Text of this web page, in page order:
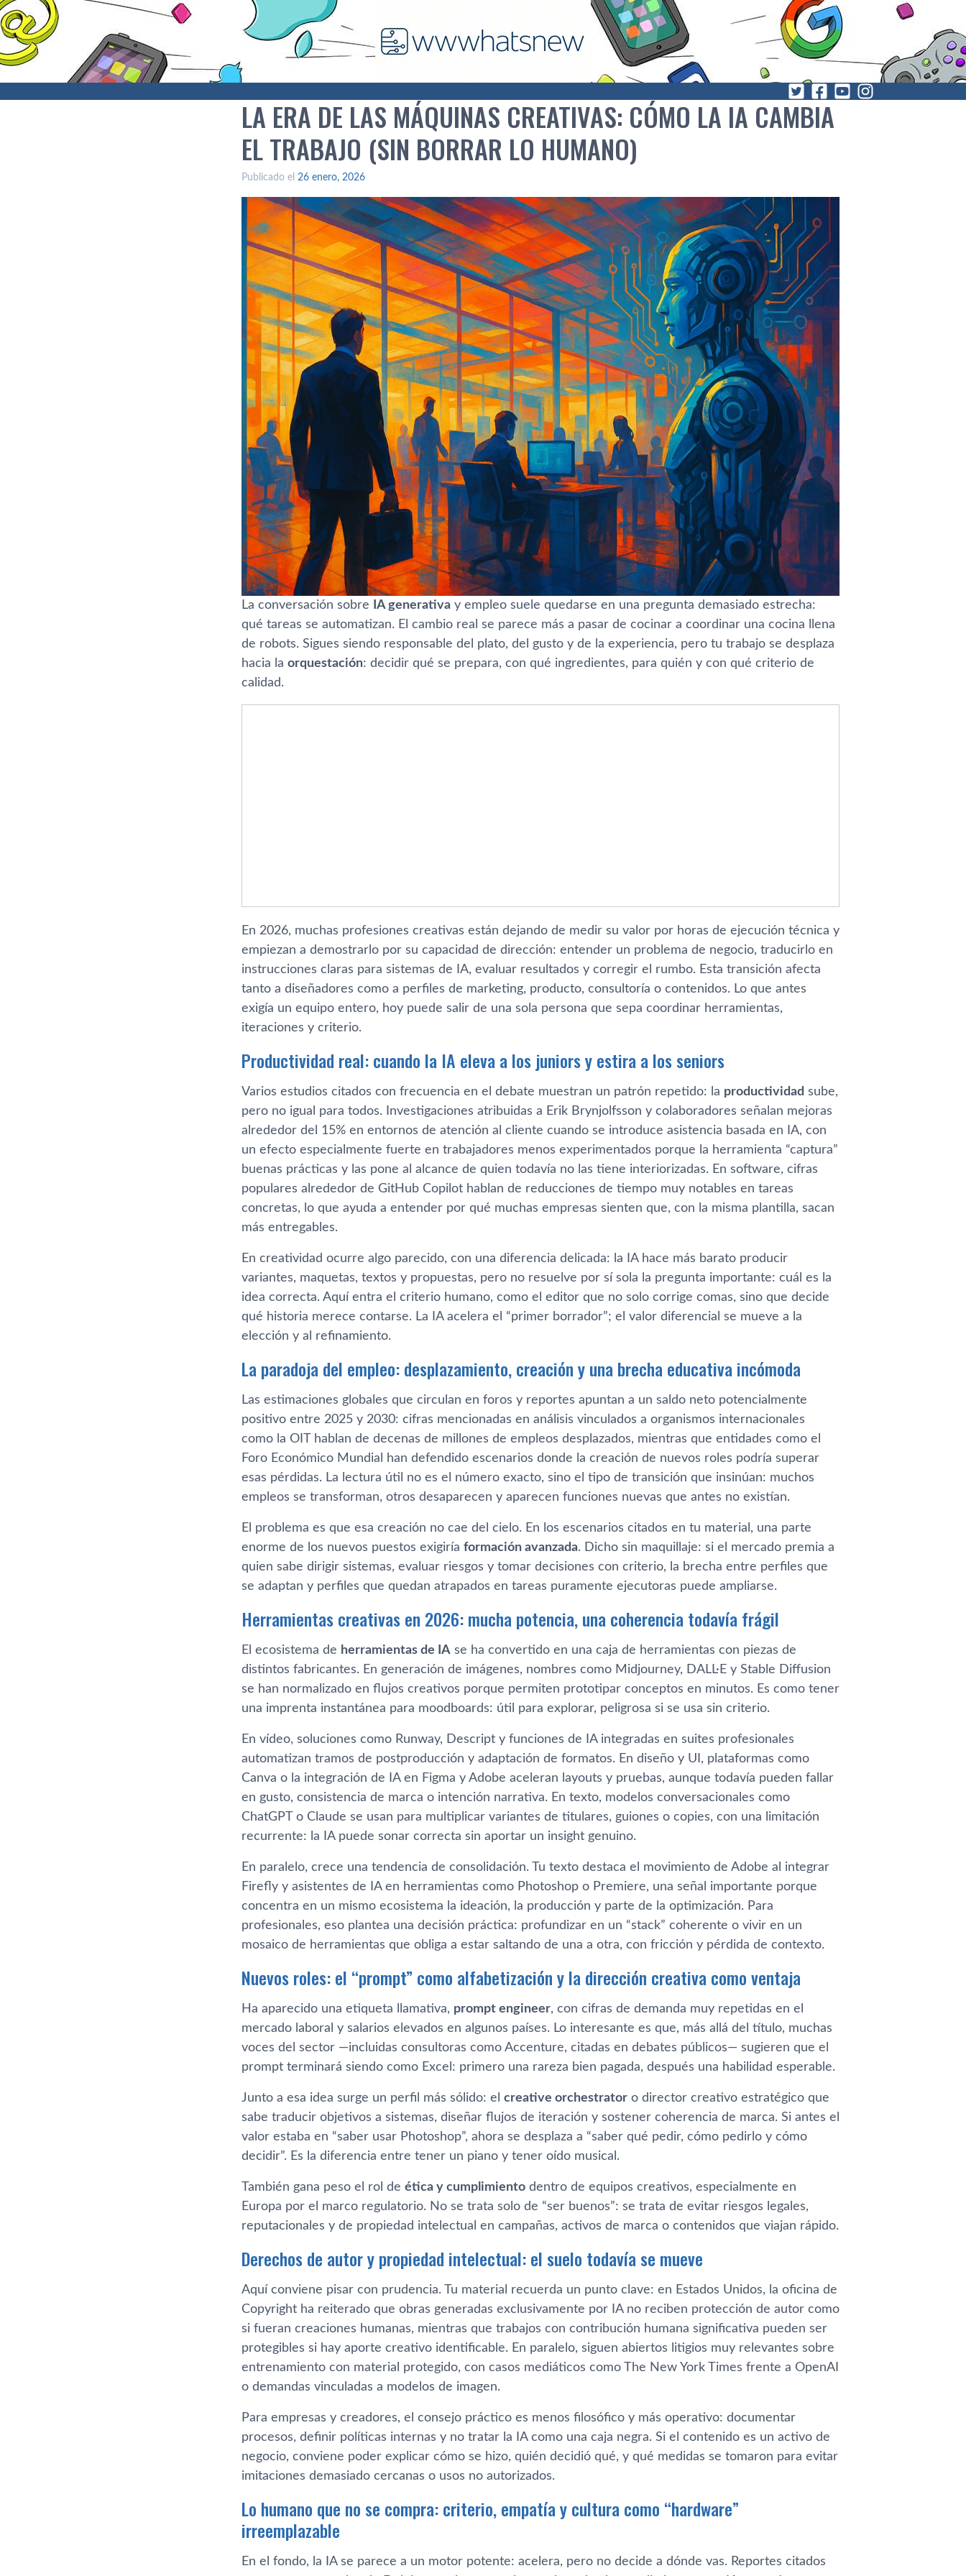
LA ERA DE LAS MÁQUINAS CREATIVAS: CÓMO LA IA CAMBIA
EL TRABAJO (SIN BORRAR LO HUMANO)
Publicado el 26 enero, 2026
La conversación sobre IA generativa y empleo suele quedarse en una pregunta demasiado estrecha:
qué tareas se automatizan. El cambio real se parece más a pasar de cocinar a coordinar una cocina llena
de robots. Sigues siendo responsable del plato, del gusto y de la experiencia, pero tu trabajo se desplaza
hacia la orquestación: decidir qué se prepara, con qué ingredientes, para quién y con qué criterio de
calidad.
En 2026, muchas profesiones creativas están dejando de medir su valor por horas de ejecución técnica y
empiezan a demostrarlo por su capacidad de dirección: entender un problema de negocio, traducirlo en
instrucciones claras para sistemas de IA, evaluar resultados y corregir el rumbo. Esta transición afecta
tanto a diseñadores como a perfiles de marketing, producto, consultoría o contenidos. Lo que antes
exigía un equipo entero, hoy puede salir de una sola persona que sepa coordinar herramientas,
iteraciones y criterio.
Productividad real: cuando la IA eleva a los juniors y estira a los seniors
Varios estudios citados con frecuencia en el debate muestran un patrón repetido: la productividad sube,
pero no igual para todos. Investigaciones atribuidas a Erik Brynjolfsson y colaboradores señalan mejoras
alrededor del 15% en entornos de atención al cliente cuando se introduce asistencia basada en IA, con
un efecto especialmente fuerte en trabajadores menos experimentados porque la herramienta “captura”
buenas prácticas y las pone al alcance de quien todavía no las tiene interiorizadas. En software, cifras
populares alrededor de GitHub Copilot hablan de reducciones de tiempo muy notables en tareas
concretas, lo que ayuda a entender por qué muchas empresas sienten que, con la misma plantilla, sacan
más entregables.
En creatividad ocurre algo parecido, con una diferencia delicada: la IA hace más barato producir
variantes, maquetas, textos y propuestas, pero no resuelve por sí sola la pregunta importante: cuál es la
idea correcta. Aquí entra el criterio humano, como el editor que no solo corrige comas, sino que decide
qué historia merece contarse. La IA acelera el “primer borrador”; el valor diferencial se mueve a la
elección y al refinamiento.
La paradoja del empleo: desplazamiento, creación y una brecha educativa incómoda
Las estimaciones globales que circulan en foros y reportes apuntan a un saldo neto potencialmente
positivo entre 2025 y 2030: cifras mencionadas en análisis vinculados a organismos internacionales
como la OIT hablan de decenas de millones de empleos desplazados, mientras que entidades como el
Foro Económico Mundial han defendido escenarios donde la creación de nuevos roles podría superar
esas pérdidas. La lectura útil no es el número exacto, sino el tipo de transición que insinúan: muchos
empleos se transforman, otros desaparecen y aparecen funciones nuevas que antes no existían.
El problema es que esa creación no cae del cielo. En los escenarios citados en tu material, una parte
enorme de los nuevos puestos exigiría formación avanzada. Dicho sin maquillaje: si el mercado premia a
quien sabe dirigir sistemas, evaluar riesgos y tomar decisiones con criterio, la brecha entre perfiles que
se adaptan y perfiles que quedan atrapados en tareas puramente ejecutoras puede ampliarse.
Herramientas creativas en 2026: mucha potencia, una coherencia todavía frágil
El ecosistema de herramientas de IA se ha convertido en una caja de herramientas con piezas de
distintos fabricantes. En generación de imágenes, nombres como Midjourney, DALL·E y Stable Diffusion
se han normalizado en flujos creativos porque permiten prototipar conceptos en minutos. Es como tener
una imprenta instantánea para moodboards: útil para explorar, peligrosa si se usa sin criterio.
En vídeo, soluciones como Runway, Descript y funciones de IA integradas en suites profesionales
automatizan tramos de postproducción y adaptación de formatos. En diseño y UI, plataformas como
Canva o la integración de IA en Figma y Adobe aceleran layouts y pruebas, aunque todavía pueden fallar
en gusto, consistencia de marca o intención narrativa. En texto, modelos conversacionales como
ChatGPT o Claude se usan para multiplicar variantes de titulares, guiones o copies, con una limitación
recurrente: la IA puede sonar correcta sin aportar un insight genuino.
En paralelo, crece una tendencia de consolidación. Tu texto destaca el movimiento de Adobe al integrar
Firefly y asistentes de IA en herramientas como Photoshop o Premiere, una señal importante porque
concentra en un mismo ecosistema la ideación, la producción y parte de la optimización. Para
profesionales, eso plantea una decisión práctica: profundizar en un “stack” coherente o vivir en un
mosaico de herramientas que obliga a estar saltando de una a otra, con fricción y pérdida de contexto.
Nuevos roles: el “prompt” como alfabetización y la dirección creativa como ventaja
Ha aparecido una etiqueta llamativa, prompt engineer, con cifras de demanda muy repetidas en el
mercado laboral y salarios elevados en algunos países. Lo interesante es que, más allá del título, muchas
voces del sector —incluidas consultoras como Accenture, citadas en debates públicos— sugieren que el
prompt terminará siendo como Excel: primero una rareza bien pagada, después una habilidad esperable.
Junto a esa idea surge un perfil más sólido: el creative orchestrator o director creativo estratégico que
sabe traducir objetivos a sistemas, diseñar flujos de iteración y sostener coherencia de marca. Si antes el
valor estaba en “saber usar Photoshop”, ahora se desplaza a “saber qué pedir, cómo pedirlo y cómo
decidir”. Es la diferencia entre tener un piano y tener oído musical.
También gana peso el rol de ética y cumplimiento dentro de equipos creativos, especialmente en
Europa por el marco regulatorio. No se trata solo de “ser buenos”: se trata de evitar riesgos legales,
reputacionales y de propiedad intelectual en campañas, activos de marca o contenidos que viajan rápido.
Derechos de autor y propiedad intelectual: el suelo todavía se mueve
Aquí conviene pisar con prudencia. Tu material recuerda un punto clave: en Estados Unidos, la oficina de
Copyright ha reiterado que obras generadas exclusivamente por IA no reciben protección de autor como
si fueran creaciones humanas, mientras que trabajos con contribución humana significativa pueden ser
protegibles si hay aporte creativo identificable. En paralelo, siguen abiertos litigios muy relevantes sobre
entrenamiento con material protegido, con casos mediáticos como The New York Times frente a OpenAI
o demandas vinculadas a modelos de imagen.
Para empresas y creadores, el consejo práctico es menos filosófico y más operativo: documentar
procesos, definir políticas internas y no tratar la IA como una caja negra. Si el contenido es un activo de
negocio, conviene poder explicar cómo se hizo, quién decidió qué, y qué medidas se tomaron para evitar
imitaciones demasiado cercanas o usos no autorizados.
Lo humano que no se compra: criterio, empatía y cultura como “hardware”
irreemplazable
En el fondo, la IA se parece a un motor potente: acelera, pero no decide a dónde vas. Reportes citados